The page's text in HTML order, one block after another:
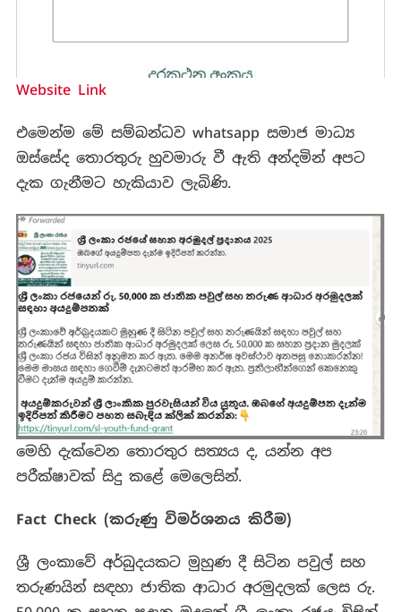
Website Link
එමෙන්ම මේ සම්බන්ධව whatsapp සමාජ මාධ්‍ය
ඔස්සේද තොරතුරු හුවමාරු වී ඇති අන්දමින් අපට
දැක ගැනීමට හැකියාව ලැබිණි.
මෙහි දැක්වෙන තොරතුර සත්‍යය ද, යන්න අප
පරීක්ෂාවක් සිදු කළේ මෙලෙසින්.
Fact Check (කරුණු විමර්ශනය කිරීම)
ශ්‍රී ලංකාවේ අර්බුදයකට මුහුණ දී සිටින පවුල් සහ
තරුණයින් සඳහා ජාතික ආධාර අරමුදලක් ලෙස රු.